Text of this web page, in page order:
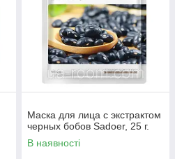
Маска для лица с экстрактом
черных бобов Sadoer, 25 г.
В наявності